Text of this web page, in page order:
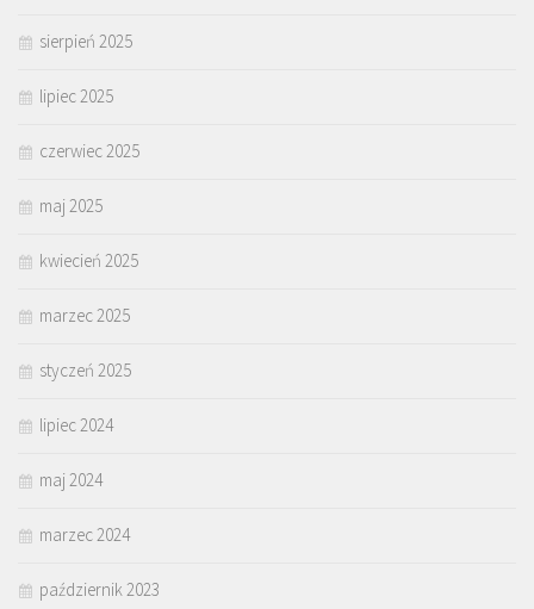
sierpień 2025
lipiec 2025
czerwiec 2025
maj 2025
kwiecień 2025
marzec 2025
styczeń 2025
lipiec 2024
maj 2024
marzec 2024
październik 2023